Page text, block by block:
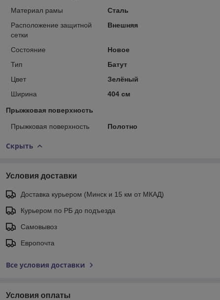
Материал рамы
Сталь
Расположение защитной
сетки
Внешняя
Состояние
Новое
Тип
Батут
Цвет
Зелёный
Ширина
404 см
Прыжковая поверхность
Прыжковая поверхность Полотно
Скрыть
Условия доставки
Доставка курьером (Минск и 15 км от МКАД)
Курьером по РБ до подъезда
Самовывоз
Европочта
Все условия доставки
Условия оплаты